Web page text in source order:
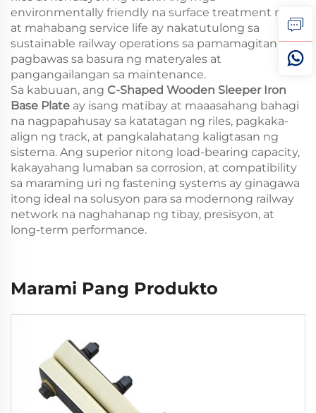
environmentally friendly na surface treatment nito
at mahabang service life ay nakatutulong sa
sustainable railway operations sa pamamagitan ng
pagbawas sa basura ng materyales at
pangangailangan sa maintenance.
Sa kabuuan, ang C-Shaped Wooden Sleeper Iron
Base Plate ay isang matibay at maaasahang bahagi
na nagpapahusay sa katatagan ng riles, pagkaka-
align ng track, at pangkalahatang kaligtasan ng
sistema. Ang superior nitong load-bearing capacity,
kakayahang lumaban sa corrosion, at compatibility
sa maraming uri ng fastening systems ay ginagawa
itong ideal na solusyon para sa modernong railway
network na naghahanap ng tibay, presisyon, at
long-term performance.
Marami Pang Produkto